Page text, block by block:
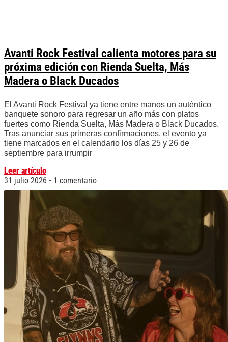
Avanti Rock Festival calienta motores para su
próxima edición con Rienda Suelta, Más
Madera o Black Ducados
El Avanti Rock Festival ya tiene entre manos un auténtico
banquete sonoro para regresar un año más con platos
fuertes como Rienda Suelta, Más Madera o Black Ducados.
Tras anunciar sus primeras confirmaciones, el evento ya
tiene marcados en el calendario los días 25 y 26 de
septiembre para irrumpir
Leer artículo
31 julio 2026
1 comentario